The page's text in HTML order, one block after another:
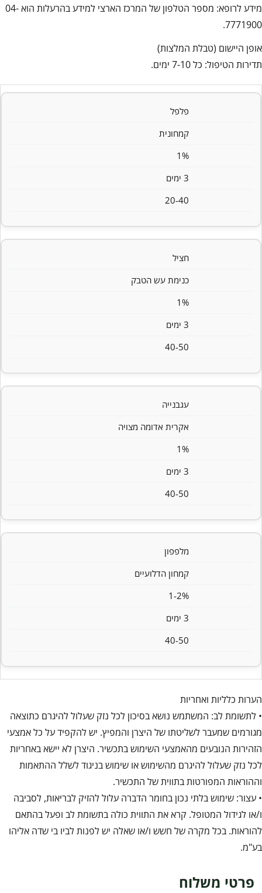
מידע לרופא: מספר הטלפון של המרכז הארצי למידע בהרעלות הוא 04-
7771900.
אופן היישום (טבלת המלצות)
תדירות הטיפול: כל 7-10 ימים.
פלפל
קמחונית
1%
3 ימים
20-40
חציל
כנימת עש הטבק
1%
3 ימים
40-50
עגבנייה
אקרית אדומה מצויה
1%
3 ימים
40-50
מלפפון
קמחון הדלועיים
1-2%
3 ימים
40-50
הערות כלליות ואחריות
• לתשומת לב: המשתמש נושא בסיכון לכל נזק שעלול להיגרם כתוצאה
מגורמים שמעבר לשליטתו של היצרן והמפיץ. יש להקפיד על כל אמצעי
הזהירות הנובעים מהאמצעי השימוש בתכשיר. היצרן לא יישא באחריות
לכל נזק שעלול להיגרם מהשימוש או שימוש בניגוד לשלל ההתאמות
וההוראות המפורטות בתווית של התכשיר.
• עצור: שימוש בלתי נכון בחומר הדברה עלול להזיק לבריאות, לסביבה
ו/או לגידול המטופל. קרא את התווית כולה בתשומת לב ופעל בהתאם
להוראות. בכל מקרה של חשש ו/או שאלה יש לפנות לביו בי שדה אליהו
בע"מ.
פרטי משלוח